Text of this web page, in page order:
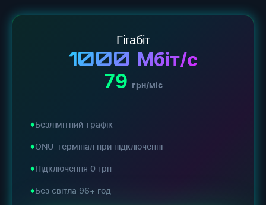
Гігабіт
1000 Мбіт/с
79 грн/міс
Безлімітний трафік
ONU-термінал при підключенні
Підключення 0 грн
Без світла 96+ год